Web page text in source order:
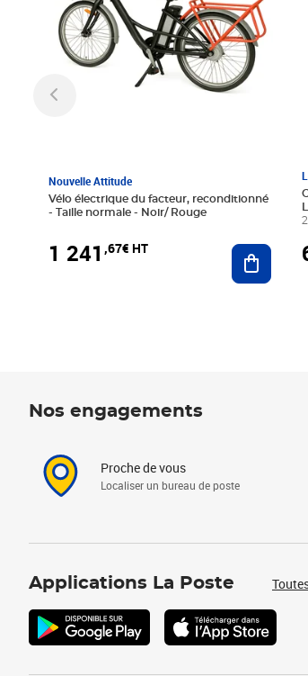
Nouvelle Attitude
Vélo électrique du facteur, reconditionné
- Taille normale - Noir/ Rouge
1 241 ,67€ HT Ajouter
Nos engagements
Proche de vous
Localiser un bureau de poste
Applications La Poste